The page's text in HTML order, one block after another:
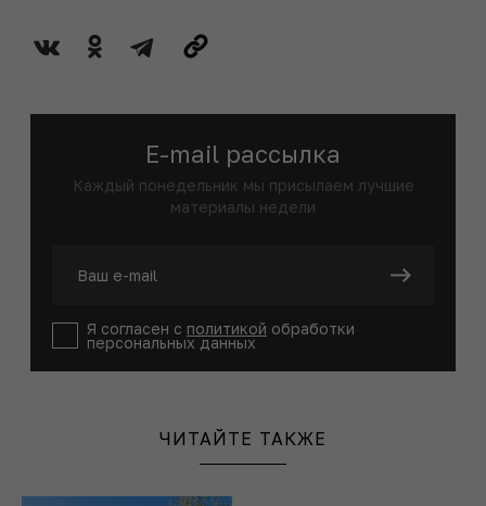
E-mail рассылка
Каждый понедельник мы присылаем лучшие
материалы недели
Я согласен с политикой обработки
персональных данных
ЧИТАЙТЕ ТАКЖЕ